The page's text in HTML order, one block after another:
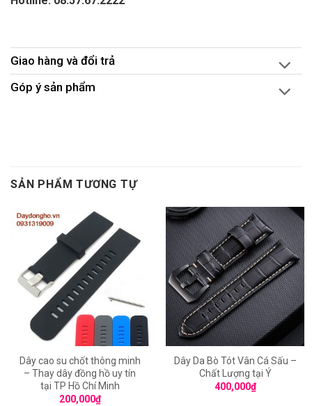
Giao hàng và đổi trả
Góp ý sản phẩm
SẢN PHẨM TƯƠNG TỰ
Dây cao su chốt thông minh
– Thay dây đồng hồ uy tín
tại TP Hồ Chí Minh
200,000₫
Dây Da Bò Tót Vân Cá Sấu –
Chất Lượng tại Ý
400,000₫